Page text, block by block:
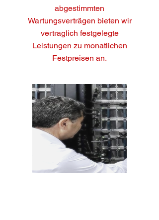
abgestimmten
Wartungsverträgen bieten wir
vertraglich festgelegte
Leistungen zu monatlichen
Festpreisen an.